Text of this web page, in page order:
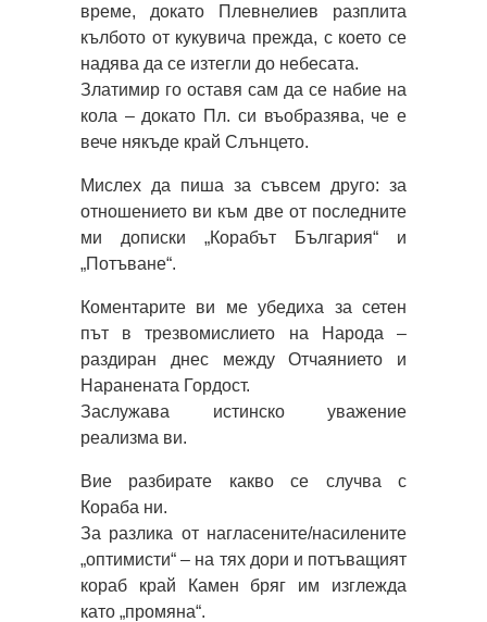
време, докато Плевнелиев разплита
кълбото от кукувича прежда, с което се
надява да се изтегли до небесата.
Златимир го оставя сам да се набие на
кола – докато Пл. си въобразява, че е
вече някъде край Слънцето.
Мислех да пиша за съвсем друго: за
отношението ви към две от последните
ми дописки „Корабът България“ и
„Потъване“.
Коментарите ви ме убедиха за сетен
път в трезвомислието на Народа –
раздиран днес между Отчаянието и
Наранената Гордост.
Заслужава истинско уважение
реализма ви.
Вие разбирате какво се случва с
Кораба ни.
За разлика от нагласените/насилените
„оптимисти“ – на тях дори и потъващият
кораб край Камен бряг им изглежда
като „промяна“.